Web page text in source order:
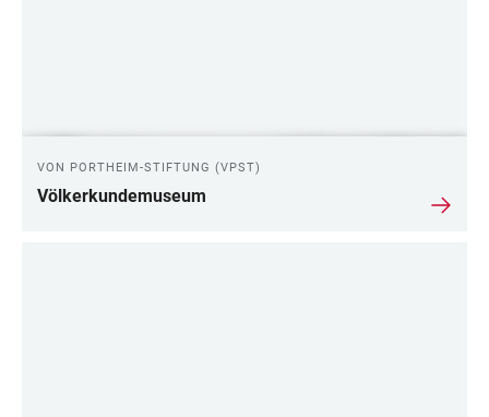
VON PORTHEIM-STIFTUNG (VPST)
Völkerkundemuseum